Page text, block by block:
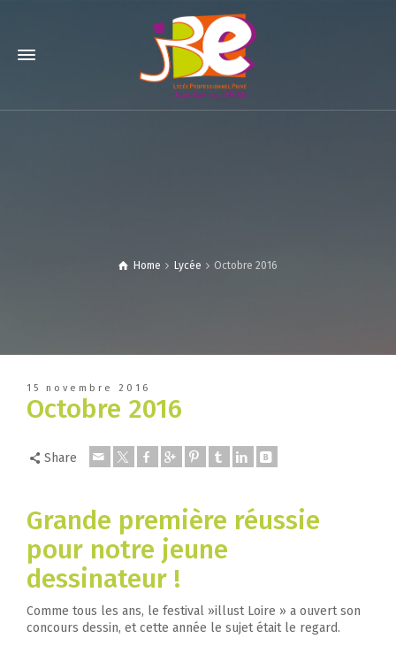
Home Lycée Octobre 2016
15 novembre 2016
Octobre 2016
Share
Grande première réussie
pour notre jeune
dessinateur !
Comme tous les ans, le festival »illust Loire » a ouvert son
concours dessin, et cette année le sujet était le regard.